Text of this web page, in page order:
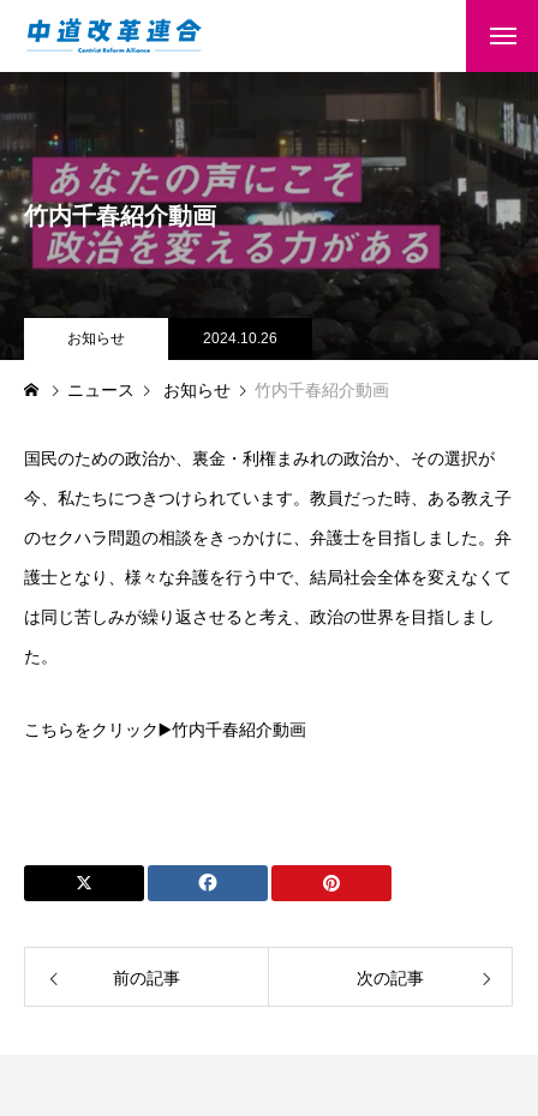
HOME
竹内千春紹介動画
お知らせ 2024.10.26
ニュース お知らせ 竹内千春紹介動画
国民のための政治か、裏金・利権まみれの政治か、その選択が
今、私たちにつきつけられています。教員だった時、ある教え子
のセクハラ問題の相談をきっかけに、弁護士を目指しました。弁
護士となり、様々な弁護を行う中で、結局社会全体を変えなくて
は同じ苦しみが繰り返させると考え、政治の世界を目指しまし
た。
こちらをクリック▶️竹内千春紹介動画
前の記事 次の記事